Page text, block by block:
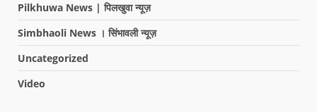
Pilkhuwa News | पिलखुवा न्यूज़
Simbhaoli News । सिंभावली न्यूज़
Uncategorized
Video